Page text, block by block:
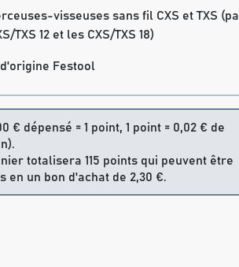
visseuses sans fil CXS et TXS
TXS 12 et les CXS/TXS 18)
d'origine Festool
€ dépensé = 1 point, 1 point = 0,02 € de
totalisera 115 points qui peuvent être
en un bon d'achat de 2,30 €.